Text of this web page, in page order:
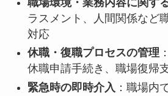
ラスメント、人間関係など
対応
休職・復職プロセスの管理
休職申請手続き、職場復帰
緊急時の即時介入 ：職場内